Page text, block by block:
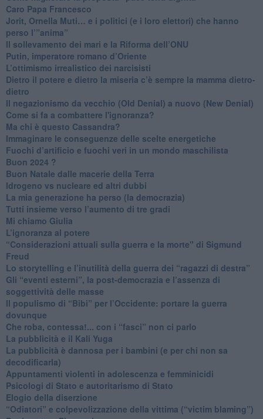
Caro Papa Francesco
​Jorit, Ornella Muti… e i politici (e i loro elettori) che hanno
perso l’”anima”
​Il sollevamento dei mari e la Riforma dell’ONU
Putin, imperatore romano d’Oriente
​L’ottimismo irrealistico dei narcisisti
​Dietro il potere e dietro la miseria c’è sempre la mamma dietro-
dietro
Il negazionismo da vecchio (Old Denial) a nuovo (New Denial)
Come si fa a combattere l'ignoranza?
Ma chi è questo Cassandra?
Immaginare le conseguenze delle scelte energetiche
​Fuochi d’artificio e fuochi veri in un mondo maschilista
Buon 2024 ?
​Buon Natale dalle macerie della Terra
​Idrogeno vs nucleare ed altri dubbi
​La mia generazione ha perso (la democrazia)
​Tutti insieme verso l’aumento di tre gradi
Mi chiamo Giulia
L’ignoranza al potere
​“Considerazioni attuali sulla guerra e la morte" di Sigmund
Freud
​Lo storytelling e l’inutilità della guerra dei “ragazzi di destra”
​Gli “eventi esterni”, la post-democrazia e l’assenza di
soggettività delle masse
​Il populismo di “Bibi” per l’Occidente: portare la guerra
dovunque
​Che roba, contessa!... con i “fasci” non ci parlo
La pubblicità e il Kali Yuga
​La pubblicità è dannosa per i bambini (e per chi non sa
decodificarla)
​Appuntamenti violenti in adolescenza e femminicidi
​Psicologi di Stato e autoritarismo di Stato
Elogio della diserzione
“Odiatori” e colpevolizzazione della vittima (“victim blaming”)